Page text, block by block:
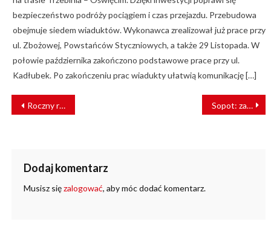
bezpieczeństwo podróży pociągiem i czas przejazdu. Przebudowa
obejmuje siedem wiaduktów. Wykonawca zrealizował już prace przy
ul. Zbożowej, Powstańców Styczniowych, a także 29 Listopada. W
połowie października zakończono podstawowe prace przy ul.
Kadłubek. Po zakończeniu prac wiadukty ułatwią komunikację […]
NAWIGACJA
WPISU
Roczny rozkład jazdy wszedł w życie. Co się zmieniło? Sopot: zapadł wyrok w sprawie tragicznej śmierci na dworcu
Dodaj komentarz
Musisz sięzalogować, aby móc dodać komentarz.